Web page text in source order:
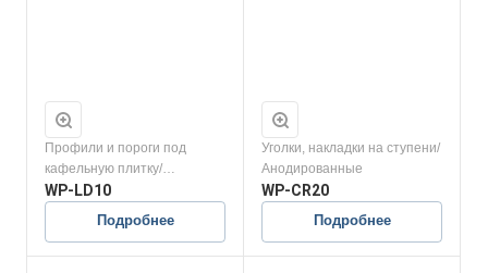
Профили и пороги под
кафельную плитку/
Анодированные
WP-LD10
Подробнее
Уголки, накладки на ступени/
Анодированные
WP-СR20
Подробнее